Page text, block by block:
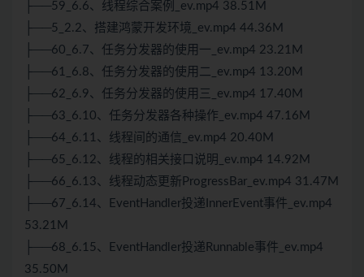
├──59_6.6、线程综合案例_ev.mp4 38.51M
├──5_2.2、搭建鸿蒙开发环境_ev.mp4 44.36M
├──60_6.7、任务分发器的使用一_ev.mp4 23.21M
├──61_6.8、任务分发器的使用二_ev.mp4 13.20M
├──62_6.9、任务分发器的使用三_ev.mp4 17.40M
├──63_6.10、任务分发器各种操作_ev.mp4 47.16M
├──64_6.11、线程间的通信_ev.mp4 20.40M
├──65_6.12、线程的相关接口说明_ev.mp4 14.92M
├──66_6.13、线程动态更新ProgressBar_ev.mp4 31.47M
├──67_6.14、EventHandler投递InnerEvent事件_ev.mp4
53.21M
├──68_6.15、EventHandler投递Runnable事件_ev.mp4
35.50M